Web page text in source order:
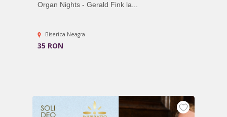
Organ Nights - Gerald Fink la...
Biserica Neagra
35 RON